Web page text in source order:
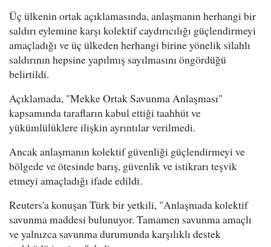
Üç ülkenin ortak açıklamasında, anlaşmanın herhangi bir
saldırı eylemine karşı kolektif caydırıcılığı güçlendirmeyi
amaçladığı ve üç ülkeden herhangi birine yönelik silahlı
saldırının hepsine yapılmış sayılmasını öngördüğü
belirtildi.
Açıklamada, "Mekke Ortak Savunma Anlaşması"
kapsamında tarafların kabul ettiği taahhüt ve
yükümlülüklere ilişkin ayrıntılar verilmedi.
Ancak anlaşmanın kolektif güvenliği güçlendirmeyi ve
bölgede ve ötesinde barış, güvenlik ve istikrarı teşvik
etmeyi amaçladığı ifade edildi.
Reuters'a konuşan Türk bir yetkili, "Anlaşmada kolektif
savunma maddesi bulunuyor. Tamamen savunma amaçlı
ve yalnızca savunma durumunda karşılıklı destek